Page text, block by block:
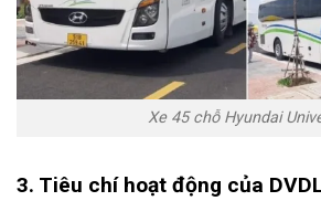
Xe 45 chỗ Hyundai
3. Tiêu chí hoạt động của